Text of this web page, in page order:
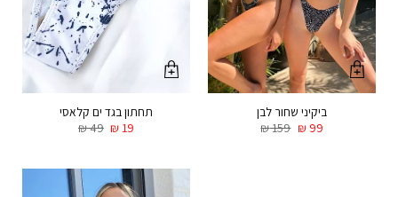
ביקיני שחור לבן
₪159 ₪99
תחתון בגד ים קלאסי
₪49 ₪ 19